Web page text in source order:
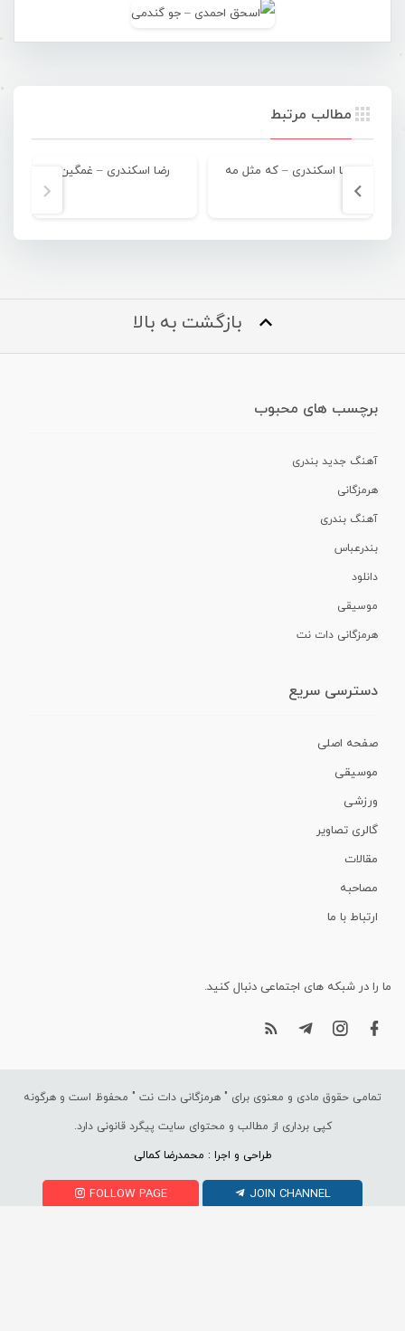
مطالب مرتبط
رضا اسکندری – که مثل مه رضا اسکندری – غمگین
بازگشت به بالا
برچسب های محبوب
آهنگ جدید بندری
هرمزگانی
آهنگ بندری
بندرعباس
دانلود
موسیقی
هرمزگانی دات نت
دسترسی سریع
صفحه اصلی
موسیقی
ورزشی
گالری تصاویر
مقالات
مصاحبه
ارتباط با ما
ما را در شبکه های اجتماعی دنبال کنید.
تمامی حقوق مادی و معنوی برای " هرمزگانی دات نت " محفوظ است و هرگونه
کپی برداری از مطالب و محتوای سایت پیگرد قانونی دارد.
طراحی و اجرا : محمدرضا کمالی
FOLLOW PAGE JOIN CHANNEL